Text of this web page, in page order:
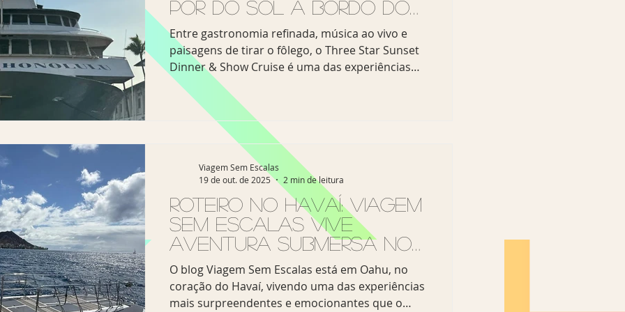
pôr do sol a bordo do
Star of Honolulu
Entre gastronomia refinada, música ao vivo e
paisagens de tirar o fôlego, o Three Star Sunset
Dinner & Show Cruise é uma das experiências
mais deslumbrantes de Oahu. Um espetáculo no
mar havaiano Quando o sol se despede no
horizonte, o mar do Havaí se transforma em
palco e o céu em uma aquarela de tons
dourados, alaranjados e rosados. É nesse
cenário que o blog Viagem Sem Escalas
embarcou no luxuoso Star of Honolulu, um dos
cruzeiros mais icônicos de Waikiki. A bordo, a
exper
Roteiro no Havaí: Viagem
Sem Escalas vive
aventura submersa no
submarino Atlantis em
Waikiki
O blog Viagem Sem Escalas está em Oahu, no
coração do Havaí, vivendo uma das experiências
mais surpreendentes e emocionantes que o
Viagem Sem Escalas
19 de out. de 2025
2 min de leitura